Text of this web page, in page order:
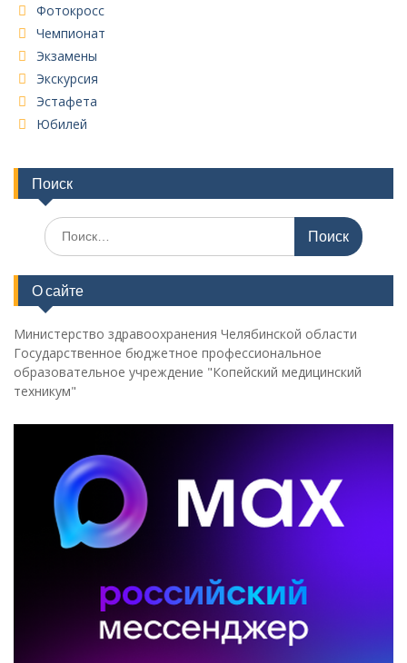
Фотокросс
Чемпионат
Экзамены
Экскурсия
Эстафета
Юбилей
Поиск
Поиск
по:
О сайте
Министерство здравоохранения Челябинской области
Государственное бюджетное профессиональное
образовательное учреждение "Копейский медицинский
техникум"